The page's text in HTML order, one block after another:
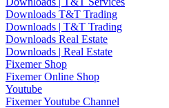
Downloads T&T Trading
Downloads | T&T Trading
Downloads Real Estate
Downloads | Real Estate
Fixemer Shop
Fixemer Online Shop
Youtube
Fixemer Youtube Channel